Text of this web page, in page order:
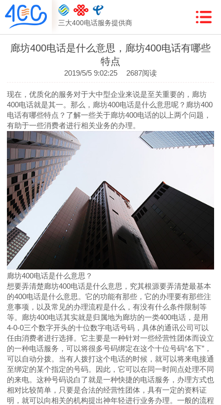
三大400电话服务提供商
廊坊400电话是什么意思，廊坊400电话有哪些
特点
2019/5/5 9:02:25 2687阅读
现在，优质化的服务对于大中型企业来说是至关重要的，廊坊
400电话就是其一。那么，廊坊400电话是什么意思呢？廊坊400
电话有哪些特点？了解一些关于廊坊400电话的以上两个问题，
有助于一些消费者进行相关业务的办理。
廊坊400电话是什么意思？
想要弄清楚廊坊400电话是什么意思，究其根源要弄清楚最基本
的400电话是什么意思。它的功能有那些，它的办理要有那些注
意事项，以及常见的办理流程是什么，有没有什么条件限制等
等。廊坊400电话其实就是归属地为廊坊的一类400电话，是用
4-0-0三个数字开头的十位数字电话号码，具体的通讯公司可以
任由消费者进行选择。它主要是一种针对一些经营性团体而设立
的一种电话服务，可以将很多号码绑定在这个十位号码“名下”，
可以自动分拨。当有人拨打这个电话的时候，就可以将来电接通
至绑定的某个指定的号码。因此，它可以在同一时间点处理不同
的来电。这种号码说白了就是一种快捷的电话服务，办理方式也
相对比较简单，只要是合法的经营性团体，具有一定的资料证
明，就可以向相关的机构提出神年轻进行业务办理。一般的流程